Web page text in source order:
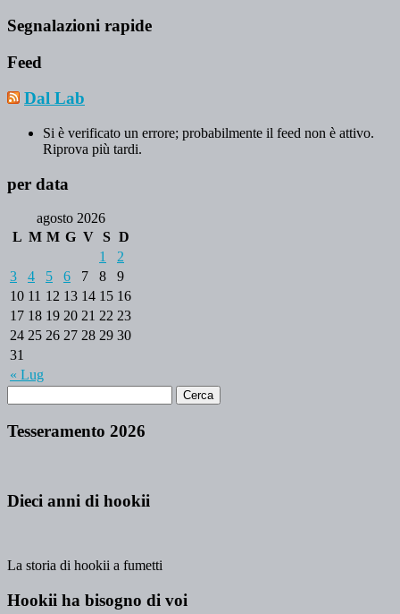
Segnalazioni rapide
Feed
Dal Lab
Si è verificato un errore; probabilmente il feed non è attivo.
Riprova più tardi.
per data
agosto 2026
L M M G V S D
« Lug
1
2
3
4 5 6 7 8
9
10 11 12 13 14 15 16
17 18 19 20 21 22 23
24 25 26 27 28 29 30
31
Tesseramento 2026
Dieci anni di hookii
La storia di hookii a fumetti
Hookii ha bisogno di voi